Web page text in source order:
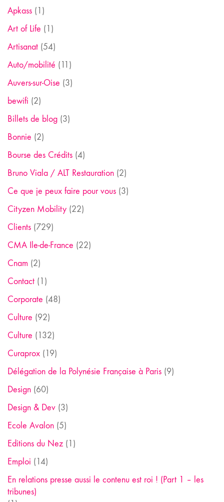
Apkass (1)
Art of Life (1)
Artisanat (54)
Auto/mobilité (11)
Auvers-sur-Oise (3)
bewifi (2)
Billets de blog (3)
Bonnie (2)
Bourse des Crédits (4)
Bruno Viala / ALT Restauration (2)
Ce que je peux faire pour vous (3)
Cityzen Mobility (22)
Clients (729)
CMA Ile-de-France (22)
Cnam (2)
Contact (1)
Corporate (48)
Culture (92)
Culture (132)
Curaprox (19)
Délégation de la Polynésie Française à Paris (9)
Design (60)
Design & Dev (3)
Ecole Avalon (5)
Editions du Nez (1)
Emploi (14)
En relations presse aussi le contenu est roi ! (Part 1 – les
tribunes)